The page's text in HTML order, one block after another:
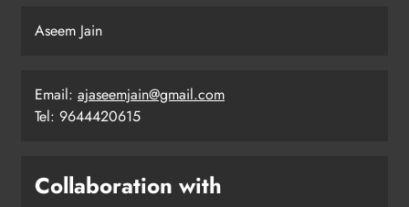
Aseem Jain
Email: ajaseemjain@gmail.com
Tel: 9644420615
Collaboration with